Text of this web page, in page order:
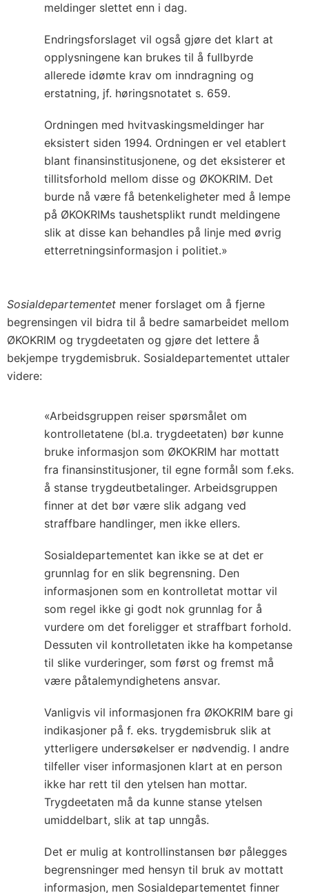
meldinger slettet enn i dag.
Endringsforslaget vil også gjøre det klart at
opplysningene kan brukes til å fullbyrde
allerede idømte krav om inndragning og
erstatning, jf. høringsnotatet s. 659.
Ordningen med hvitvaskingsmeldinger har
eksistert siden 1994. Ordningen er vel etablert
blant finansinstitusjonene, og det eksisterer et
tillitsforhold mellom disse og ØKOKRIM. Det
burde nå være få betenkeligheter med å lempe
på ØKOKRIMs taushetsplikt rundt meldingene
slik at disse kan behandles på linje med øvrig
etterretningsinformasjon i politiet.»
Sosialdepartementet mener forslaget om å fjerne
begrensingen vil bidra til å bedre samarbeidet mellom
ØKOKRIM og trygdeetaten og gjøre det lettere å
bekjempe trygdemisbruk. Sosialdepartementet uttaler
videre:
«Arbeidsgruppen reiser spørsmålet om
kontrolletatene (bl.a. trygdeetaten) bør kunne
bruke informasjon som ØKOKRIM har mottatt
fra finansinstitusjoner, til egne formål som f.eks.
å stanse trygdeutbetalinger. Arbeidsgruppen
finner at det bør være slik adgang ved
straffbare handlinger, men ikke ellers.
Sosialdepartementet kan ikke se at det er
grunnlag for en slik begrensning. Den
informasjonen som en kontrolletat mottar vil
som regel ikke gi godt nok grunnlag for å
vurdere om det foreligger et straffbart forhold.
Dessuten vil kontrolletaten ikke ha kompetanse
til slike vurderinger, som først og fremst må
være påtalemyndighetens ansvar.
Vanligvis vil informasjonen fra ØKOKRIM bare gi
indikasjoner på f. eks. trygdemisbruk slik at
ytterligere undersøkelser er nødvendig. I andre
tilfeller viser informasjonen klart at en person
ikke har rett til den ytelsen han mottar.
Trygdeetaten må da kunne stanse ytelsen
umiddelbart, slik at tap unngås.
Det er mulig at kontrollinstansen bør pålegges
begrensninger med hensyn til bruk av mottatt
informasjon, men Sosialdepartementet finner